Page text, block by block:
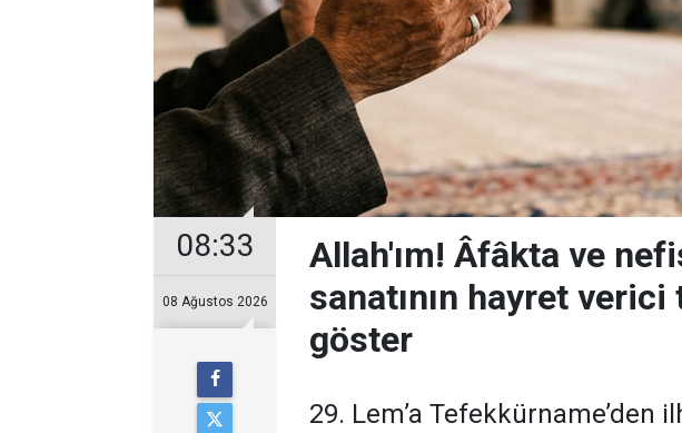
08:33
08 Ağustos 2026
Allah'ım! Âfâkta ve
sanatının hayret
göster
29. Lem’a Tefekkürname’den